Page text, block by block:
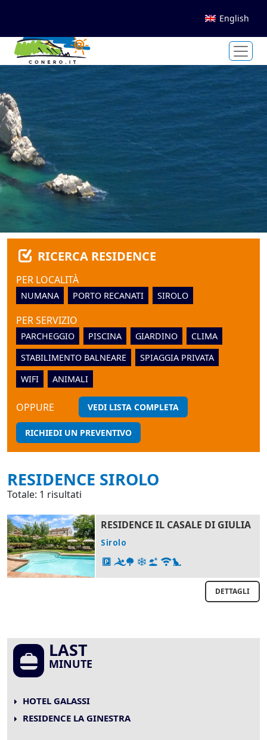
English
RICERCA RESIDENCE
PER LOCALITÀ
NUMANA PORTO RECANATI SIROLO
PER SERVIZIO
PARCHEGGIO PISCINA GIARDINO
CLIMA
STABILIMENTO BALNEARE
SPIAGGIA PRIVATA
WIFI
ANIMALI
OPPURE VEDI LISTA COMPLETA
RICHIEDI UN PREVENTIVO
RESIDENCE SIROLO
Totale: 1 risultati
RESIDENCE IL CASALE DI GIULIA
Sirolo
DETTAGLI
LAST
MINUTE
HOTEL GALASSI
RESIDENCE LA GINESTRA